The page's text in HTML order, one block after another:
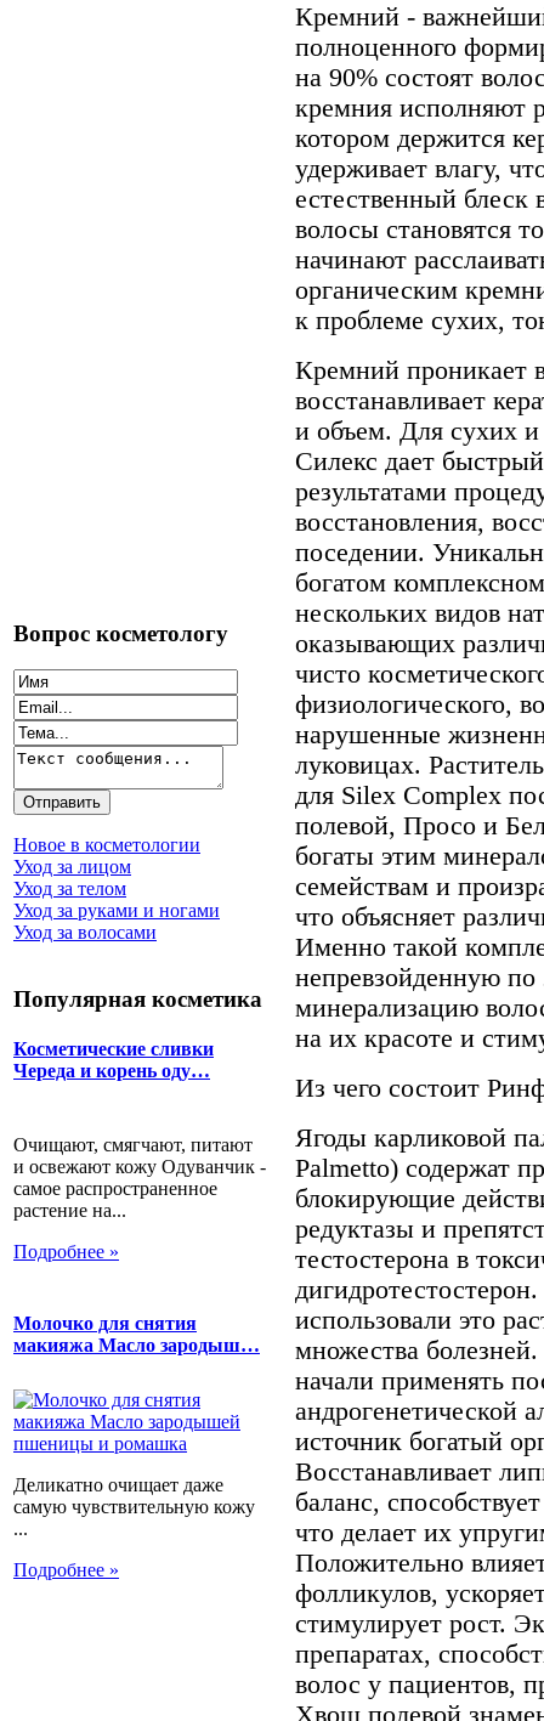
Вопрос косметологу
Новое в косметологии
Уход за лицом
Уход за телом
Уход за руками и ногами
Уход за волосами
Популярная косметика
Косметические сливки
Череда и корень оду…
Очищают, смягчают, питают
и освежают кожу Одуванчик -
самое распространенное
растение на...
Подробнее »
Молочко для снятия
макияжа Масло зародыш…
Деликатно очищает даже
самую чувствительную кожу
...
Подробнее »
Кремний -
полноценного
на 90% состоят
кремния исполняют
котором держится
удерживает влагу,
естественный блеск
волосы становятся
начинают
органическим
к проблеме сухих,
Кремний проникает
восстанавливает
и объем. Для сухих
Силекс дает
результатами
восстановления,
поседении.
богатом
нескольких видов
оказывающих
чисто
физиологического,
нарушенные
луковицах.
для Silex Complex
полевой, Просо и
богаты этим
семействам и
что объясняет
Именно такой
непревзойденную
минерализацию
на их красоте и
Из чего состоит
Ягоды карликовой
Palmetto) содержат
блокирующие
редуктазы и
тестостерона в
использовали это
множества
начали применять
андрогенетической
источник богатый
Восстанавливает
баланс,
что делает их
Положительно
фолликулов,
стимулирует рост.
препаратах,
волос у пациентов,
Хвощ полевой